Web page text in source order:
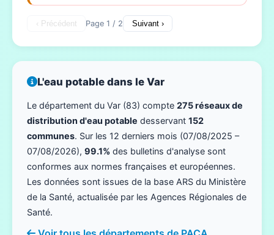
‹ Précédent Page 1 / 2 Suivant ›
L'eau potable dans le Var
Le département du Var (83) compte 275 réseaux de
distribution d'eau potable desservant 152
communes. Sur les 12 derniers mois (07/08/2025 –
07/08/2026), 99.1% des bulletins d'analyse sont
conformes aux normes françaises et européennes.
Les données sont issues de la base ARS du Ministère
de la Santé, actualisée par les Agences Régionales de
Santé.